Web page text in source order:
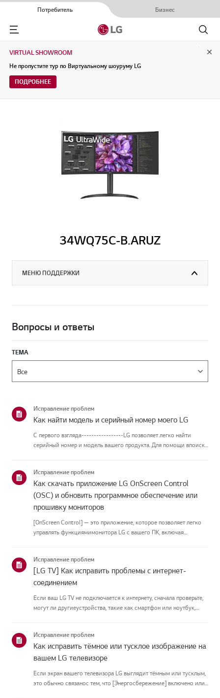
Потребитель Бизнес
Menu
Поиск
VIRTUAL SHOWROOM
Не пропустите тур по Виртуальному шоуруму LG
ПОДРОБНЕЕ
34WQ75C-B.ARUZ
МЕНЮ ПОДДЕРЖКИ
Вопросы и ответы
ТЕМА
Исправление проблем
Как найти модель и серийный номер моего LG
С первого взгляда-----------------LG позволяет легко найти
серийный номер и модель вашего продукта. Для помощи впоиске
руководство создано...
Исправление проблем
Как скачать приложение LG OnScreen Control
(OSC) и обновить программное обеспечение или
прошивку мониторов
[OnScreen Control] — это приложение, которое позволяет легко
управлять функциямимонитора LG с вашего ПК, включая
приложение для вашей ...
Исправление проблем
[LG TV] Как исправить проблемы с интернет-
соединением
Если ваш LG TV не подключается к интернету, сначала проверьте,
могут ли другиеустройства, такие как смартфон или ноутбук,
Исправление проблем
Как исправить тёмное или тусклое изображение на
вашем LG телевизоре
Если экран вашего телевизора LG выглядит тёмным или тусклым,
это обычно связанос тем, что [Энергосбережение] включено или